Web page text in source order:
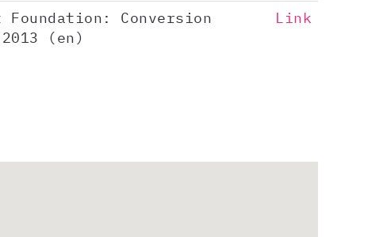
Conversion
(en)
Link